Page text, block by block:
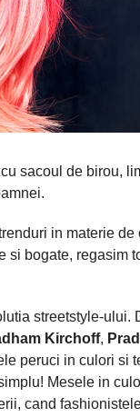
sacoul de birou,
in materie
bogate, regasim
streetstyle-ului.
Kirchoff,
peruci in culori si
Mesele in
cand